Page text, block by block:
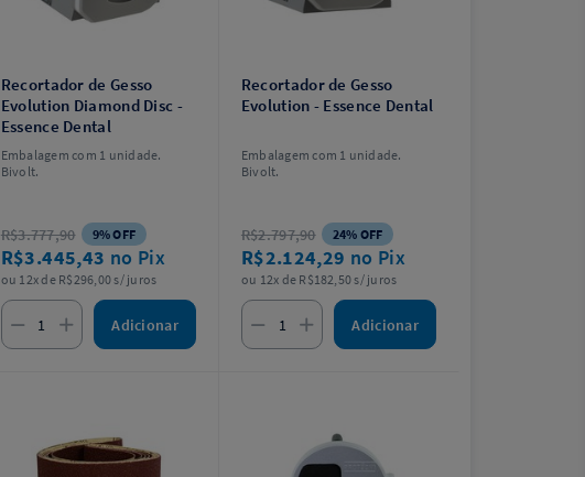
Recortador de Gesso
Evolution Diamond Disc -
Essence Dental
Embalagem com 1 unidade.
Bivolt.
R$3.777,90 9% OFF
R$3.445,43 no Pix
ou 12x de R$296,00 s/ juros
Adicionar
Recortador de Gesso
Evolution - Essence Dental
Embalagem com 1 unidade.
Bivolt.
R$2.797,90 24% OFF
R$2.124,29 no Pix
ou 12x de R$182,50 s/ juros
Adicionar